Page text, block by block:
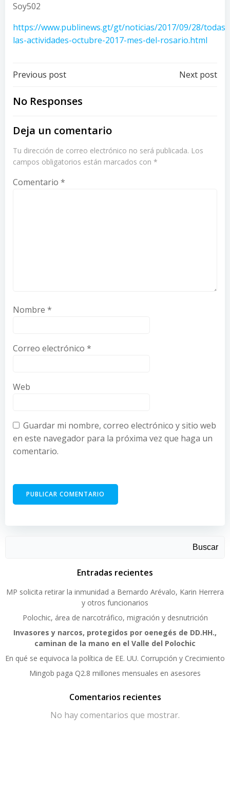
Soy502
https://www.publinews.gt/gt/noticias/2017/09/28/todas-
las-actividades-octubre-2017-mes-del-rosario.html
Post
navigation
Previous post Next post
No Responses
Deja un comentario
Tu dirección de correo electrónico no será publicada. Los
campos obligatorios están marcados con *
Comentario *
Nombre *
Correo electrónico *
Web
Guardar mi nombre, correo electrónico y sitio web
en este navegador para la próxima vez que haga un
comentario.
Buscar
Entradas recientes
MP solicita retirar la inmunidad a Bernardo Arévalo, Karin Herrera
y otros funcionarios
Polochic, área de narcotráfico, migración y desnutrición
Invasores y narcos, protegidos por oenegés de DD.HH.,
caminan de la mano en el Valle del Polochic
En qué se equivoca la política de EE. UU. Corrupción y Crecimiento
Mingob paga Q2.8 millones mensuales en asesores
Comentarios recientes
No hay comentarios que mostrar.